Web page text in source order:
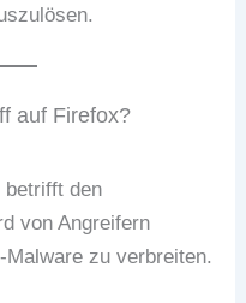
auf Firefox?
betrifft den
von Angreifern
zu verbreiten.